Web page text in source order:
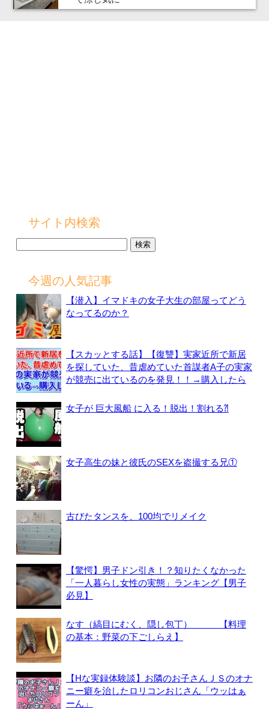
サイト内検索
今週の人気記事
【潜入】イマドキの女子大生の部屋ってどう
なってるのか？
【スカッとする話】【復讐】実家近所で新居
を探していた、昔虐めていた首謀者A子の実家
が競売に出ているのを発見！！→購入したら
女子が 巨大風船 に入る！脱出！割れる⁈
女子高生の妹と彼氏のSEXを盗撮する兄①
古びたタンスを、100均でリメイク
【驚愕】男子ドン引き！？知りたくなかった
「一人暮らし女性の実態」ランキング【男子
必見】
なす（縞目にむく、隠し包丁） 【料理
の基本：野菜の下ごしらえ】
【Hな実録体験談】お隣のお子さんＪＳのオナ
ニー癖を治したロリコンおじさん「ウッはぁ
ーん」